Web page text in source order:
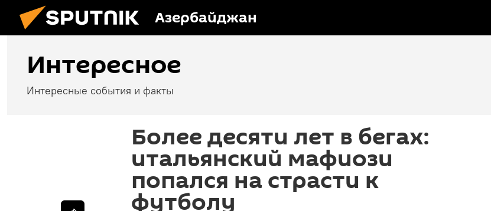
Азербайджан
Интересное
Интересные события и факты
Более десяти лет в бегах:
итальянский мафиози
попался на страсти к
футболу